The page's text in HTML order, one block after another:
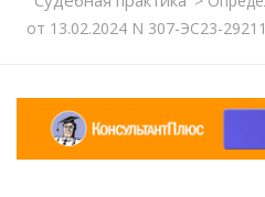
от 13.02.2024 N 307-ЭС23-